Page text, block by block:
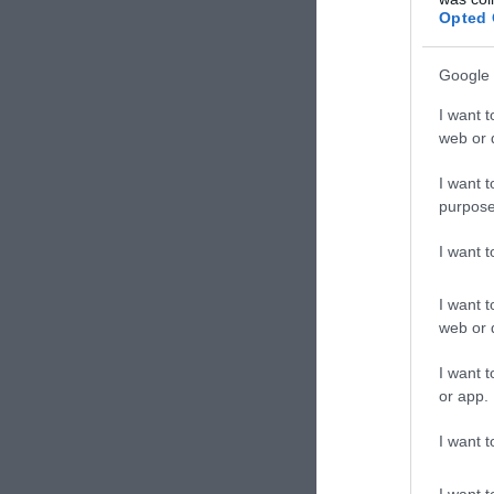
Opted
Google
I want
web or
I want
I want
I want
web or
I want
or app.
I want
Leggi anche –
A una
quanto
Alessandria,